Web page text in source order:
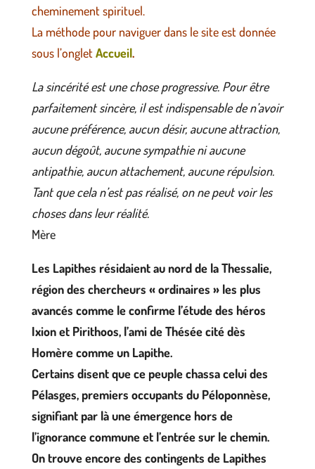
cheminement spirituel.
La méthode pour naviguer dans le site est donnée
sous l’onglet Accueil.
La sincérité est une chose progressive. Pour être
parfaitement sincère, il est indispensable de n’avoir
aucune préférence, aucun désir, aucune attraction,
aucun dégoût, aucune sympathie ni aucune
antipathie, aucun attachement, aucune répulsion.
Tant que cela n’est pas réalisé, on ne peut voir les
choses dans leur réalité.
Mère
Les Lapithes résidaient au nord de la Thessalie,
région des chercheurs « ordinaires » les plus
avancés comme le confirme l’étude des héros
Ixion et Pirithoos, l’ami de Thésée cité dès
Homère comme un Lapithe.
Certains disent que ce peuple chassa celui des
Pélasges, premiers occupants du Péloponnèse,
signifiant par là une émergence hors de
l’ignorance commune et l’entrée sur le chemin.
On trouve encore des contingents de Lapithes